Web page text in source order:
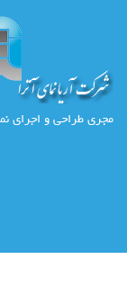
مجری طراحی و اجرای